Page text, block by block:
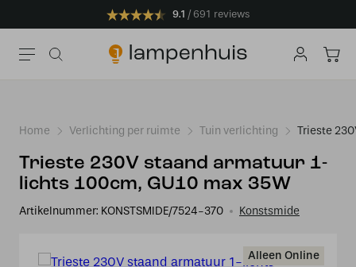
9.1 691 reviews
Home Verlichting per ruimte Tuin verlichting Trieste
Trieste 230V staand armatuur 1-
lichts 100cm, GU10 max 35W
Artikelnummer: KONSTSMIDE/7524-370 Konstsmide
Alleen Online